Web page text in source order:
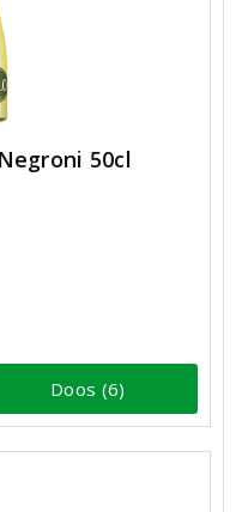
50cl
Doos (6)